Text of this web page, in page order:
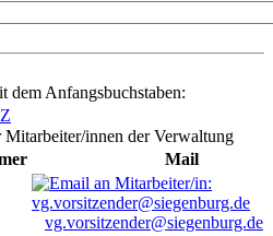
dem Anfangsbuchstaben:
Z
Mitarbeiter/innen der Verwaltung
Mail
vg.vorsitzender@siegenburg.de